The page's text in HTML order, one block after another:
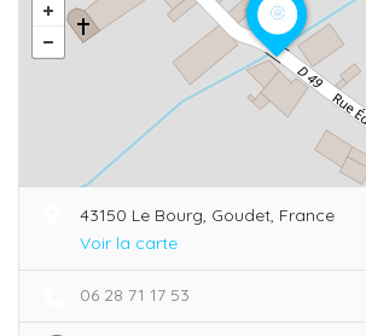
43150 Le Bourg, Goudet, France
Voir la carte
06 28 71 17 53